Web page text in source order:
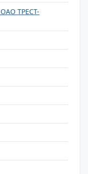
ТРЕСТ-